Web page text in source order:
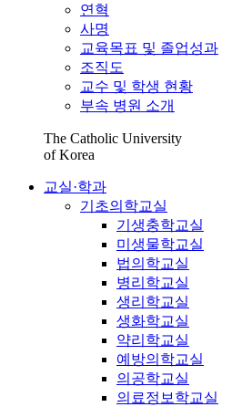
연혁
사명
교육목표 및 졸업성과
조직도
교수 및 학생 현황
부속 병원 소개
The Catholic University
of Korea
교실·학과
기초의학교실
기생충학교실
미생물학교실
법의학교실
병리학교실
생리학교실
생화학교실
약리학교실
예방의학교실
의공학교실
의료정보학교실